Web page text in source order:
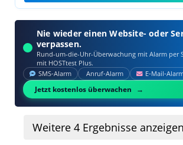
Nie wieder einen Website- oder
verpassen.
Rund-um-die-Uhr-Überwachung mit Alarm per
mit HOSTtest Plus.
SMS‑Alarm Anruf‑Alarm
Jetzt kostenlos überwachen
Weitere 4 Ergebnisse anzeigen